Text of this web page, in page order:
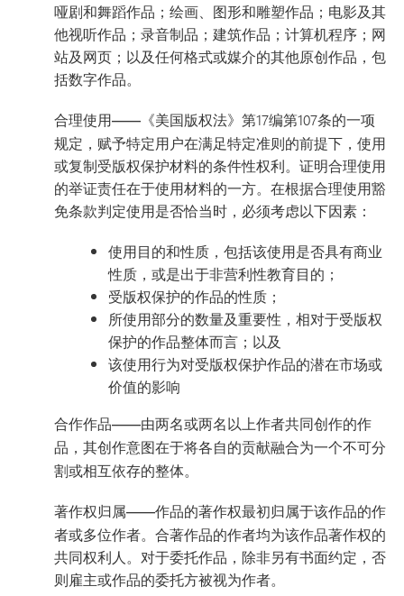
哑剧和舞蹈作品；绘画、图形和雕塑作品；电影及其
他视听作品；录音制品；建筑作品；计算机程序；网
站及网页；以及任何格式或媒介的其他原创作品，包
括数字作品。
合理使用—— 《美国版权法》第17编第107条的一项
规定，赋予特定用户在满足特定准则的前提下，使用
或复制受版权保护材料的条件性权利。证明合理使用
的举证责任在于使用材料的一方。在根据合理使用豁
免条款判定使用是否恰当时，必须考虑以下因素：
使用目的和性质，包括该使用是否具有商业
性质，或是出于非营利性教育目的；
受版权保护的作品的性质；
所使用部分的数量及重要性，相对于受版权
保护的作品整体而言；以及
该使用行为对受版权保护作品的潜在市场或
价值的影响
合作作品——由两名或两名以上作者共同创作的作
品 ，其创作意图在于将各自的贡献融合为一个不可分
割或相互依存的整体。
著作权归属——作品的著作权最初归属于该作品的作
者或多位作者。合著作品的作者均为该作品著作权的
共同权利人。对于委托作品，除非另有书面约定，否
则雇主或作品的委托方被视为作者。